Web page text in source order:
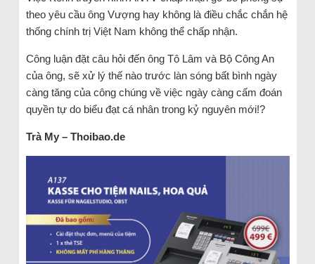
theo yêu cầu ông Vượng hay không là điều chắc chắn hệ
thống chính trị Việt Nam không thể chấp nhận.
Công luận đặt câu hỏi đến ông Tô Lâm và Bộ Công An
của ông, sẽ xử lý thế nào trước làn sóng bất bình ngày
càng tăng của công chúng về việc ngày càng cấm đoán
quyền tự do biểu đạt cá nhân trong kỷ nguyên mới!?
Trà My – Thoibao.de